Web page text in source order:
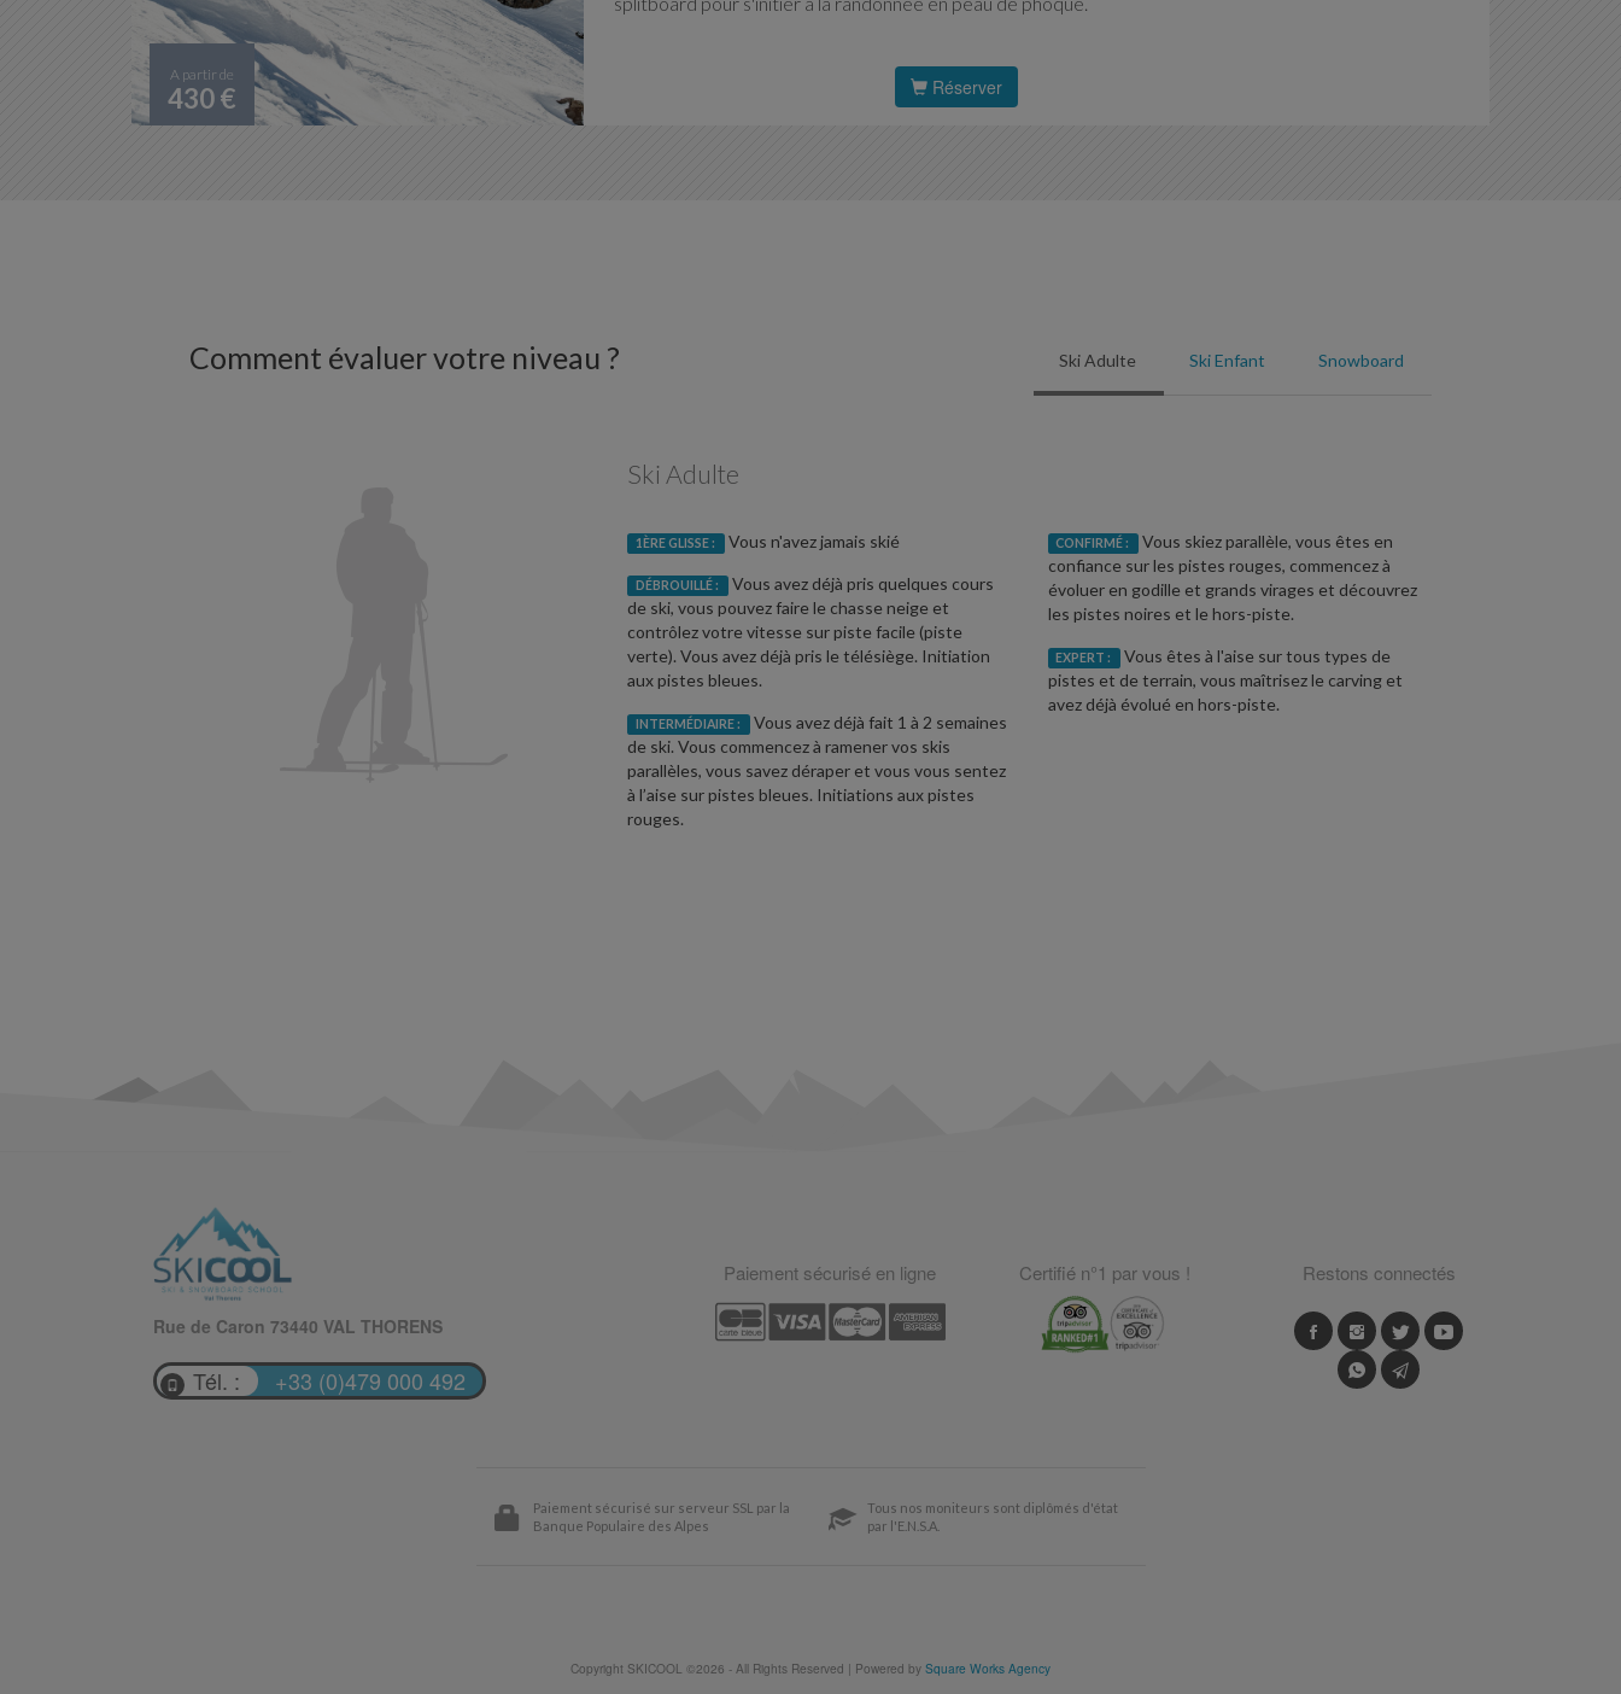
A partir de
430 € Réserver
Comment évaluer votre niveau ? Ski Adulte Ski Enfant Snowboard
Ski Adulte
1ÈRE GLISSE : Vous n'avez jamais skié
DÉBROUILLÉ :
Vous avez déjà pris quelques cours
de ski, vous pouvez faire le chasse neige et
contrôlez votre vitesse sur piste facile (piste
verte). Vous avez déjà pris le télésiège. Initiation
aux pistes bleues.
INTERMÉDIAIRE :
Vous avez déjà fait 1 à 2 semaines
de ski. Vous commencez à ramener vos skis
parallèles, vous savez déraper et vous vous sentez
à l’aise sur pistes bleues. Initiations aux pistes
rouges.
CONFIRMÉ :
Vous skiez parallèle, vous êtes en
confiance sur les pistes rouges, commencez à
évoluer en godille et grands virages et découvrez
les pistes noires et le hors-piste.
EXPERT :
Vous êtes à l'aise sur tous types de
pistes et de terrain, vous maîtrisez le carving et
avez déjà évolué en hors-piste.
Rue de Caron 73440 VAL THORENS
Tél. : +33 (0)479 000 492
Paiement sécurisé en ligne Certifié n°1 par vous ! Restons connectés
Paiement sécurisé sur serveur SSL par la
Banque Populaire des Alpes
Tous nos moniteurs sont diplômés d'état
par l'E.N.S.A.
Copyright SKICOOL ©2026 - All Rights Reserved | Powered by Square Works Agency